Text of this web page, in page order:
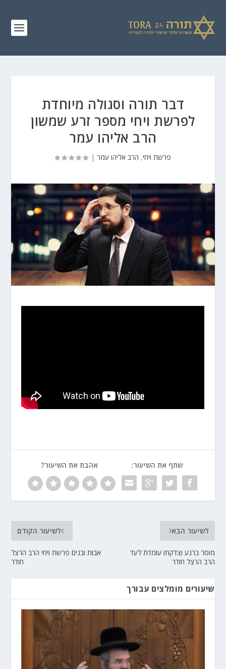
דבר תורה וסגולה מיוחדת
לפרשת ויחי מספר זרע שמשון
הרב אליהו עמר
פרשת ויחי, הרב אליהו עמר |
שתף את השיעור: אהבת את השיעור?
לשיעור הקודם
אבות ובנים פרשת ויחי הרב הרצל
חודר
לשיעור הבא
מוסר ברגע וצדקתו עומדת לעד
הרב הרצל חודר
שיעורים מומלצים עבורך